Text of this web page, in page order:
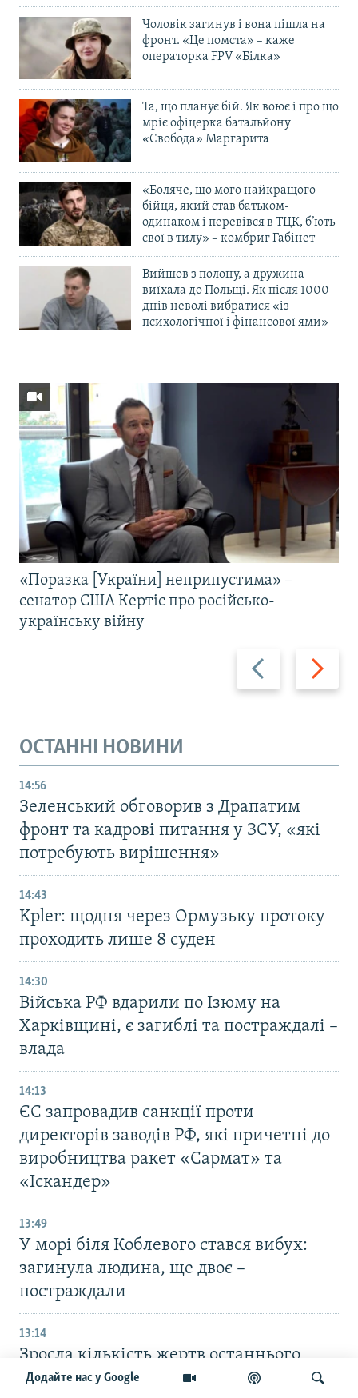
Додайте нас у Google
Чоловік загинув і вона пішла на
фронт. «Це помста» – каже
операторка FPV «Білка»
Та, що планує бій. Як воює і про що
мріє офіцерка батальйону
«Свобода» Маргарита
«Боляче, що мого найкращого
бійця, який став батьком-
одинаком і перевівся в ТЦК, б’ють
свої в тилу» – комбриг Габінет
Вийшов з полону, а дружина
виїхала до Польщі. Як після 1000
днів неволі вибратися «із
психологічної і фінансової ями»
Назад Вперед
«Поразка [України] неприпустима» –
сенатор США Кертіс про російсько-
українську війну
ОСТАННІ НОВИНИ
14:56
Зеленський обговорив з Драпатим
фронт та кадрові питання у ЗСУ, «які
потребують вирішення»
14:43
Kpler: щодня через Ормузьку протоку
проходить лише 8 суден
14:30
Війська РФ вдарили по Ізюму на
Харківщині, є загиблі та постраждалі –
влада
14:13
ЄС запровадив санкції проти
директорів заводів РФ, які причетні до
виробництва ракет «Сармат» та
«Іскандер»
13:49
У морі біля Коблевого стався вибух:
загинула людина, ще двоє –
постраждали
13:14
Зросла кількість жертв останнього
удару РФ по Києву: у лікарні помер